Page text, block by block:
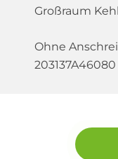
Großraum Kehl
Ohne
203137A46080